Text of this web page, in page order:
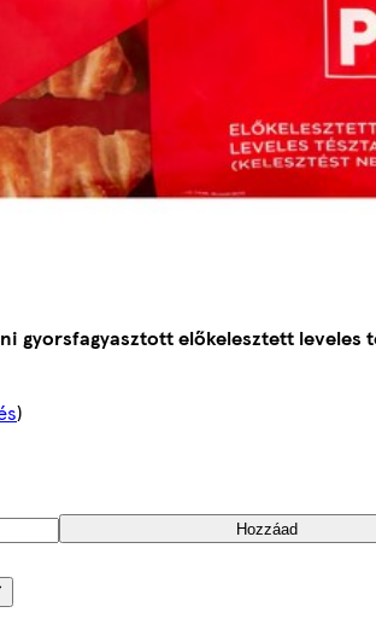
gyorsfagyasztott előkelesztett leveles
)
Hozzáad